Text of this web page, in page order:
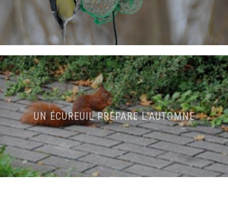
UN ÉCUREUIL PRÉPARE L’AUTOMNE